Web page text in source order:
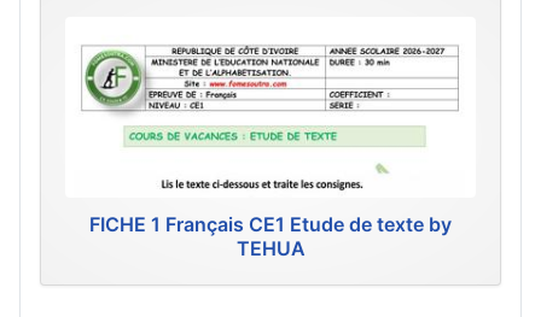
FICHE 1 Français CE1 Etude de texte by
TEHUA